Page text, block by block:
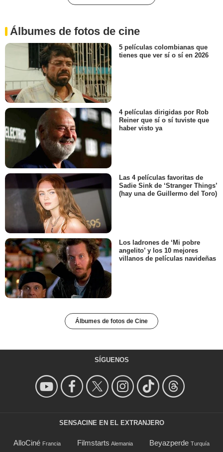
Álbumes de fotos de cine
5 películas colombianas que
tienes que ver sí o sí en 2026
4 películas dirigidas por Rob
Reiner que sí o sí tuviste que
haber visto ya
Las 4 películas favoritas de
Sadie Sink de ‘Stranger Things’
(hay una de Guillermo del Toro)
Los ladrones de ‘Mi pobre
angelito’ y los 10 mejores
villanos de películas navideñas
Álbumes de fotos de Cine
SÍGUENOS
SENSACINE EN EL EXTRANJERO
AlloCiné Francia Filmstarts Alemania Beyazperde Turquía